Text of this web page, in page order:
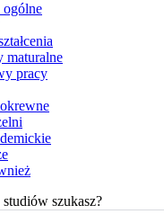
ogólne
maturalne
pracy
szukasz?